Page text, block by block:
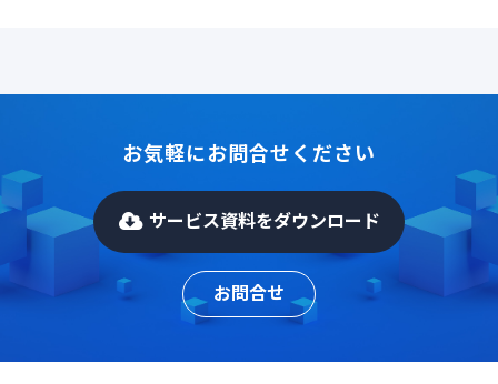
お気軽にお問合せください
サービス資料をダウンロード
お問合せ